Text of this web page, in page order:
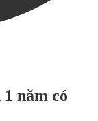
năm có